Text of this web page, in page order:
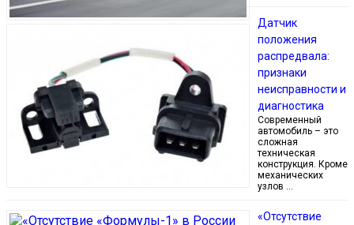
Датчик
положения
распредвала:
признаки
неисправности и
диагностика
Современный
автомобиль – это
сложная
техническая
конструкция. Кроме
механических
узлов …
«Отсутствие